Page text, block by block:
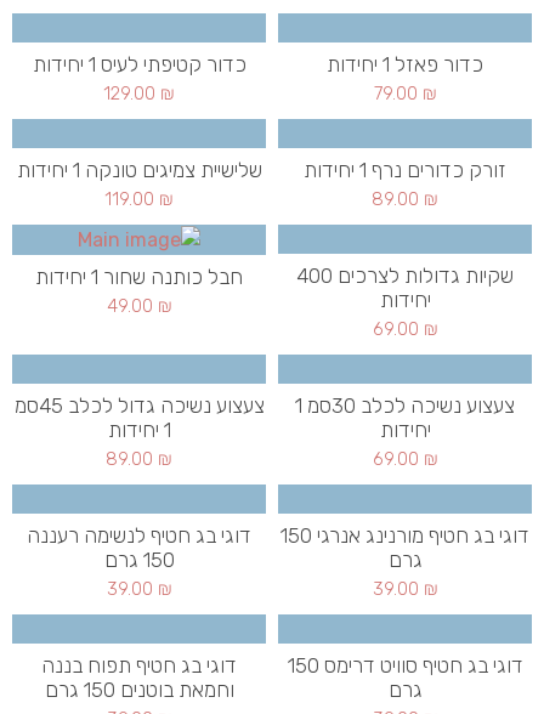
כדור פאזל 1 יחידות
79.00 ₪
כדור קטיפתי לעיס 1 יחידות
129.00 ₪
זורק כדורים נרף 1 יחידות
89.00 ₪
שלישיית צמיגים טונקה 1 יחידות
119.00 ₪
שקיות גדולות לצרכים 400
יחידות
69.00 ₪
חבל כותנה שחור 1 יחידות
49.00 ₪
צעצוע נשיכה לכלב 30סמ 1
יחידות
69.00 ₪
צעצוע נשיכה גדול לכלב 45סמ
1 יחידות
89.00 ₪
דוגי בג חטיף מורנינג אנרגי 150
גרם
39.00 ₪
דוגי בג חטיף לנשימה רעננה
150 גרם
39.00 ₪
דוגי בג חטיף סוויט דרימס 150
גרם
דוגי בג חטיף תפוח בננה
וחמאת בוטנים 150 גרם